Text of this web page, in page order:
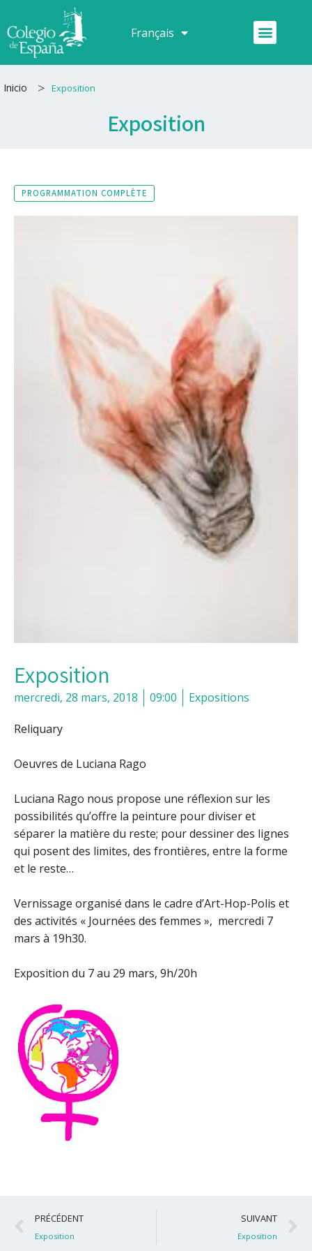
au
contenu
Français
Español Menu
Inicio > Exposition
Exposition
PROGRAMMATION COMPLÈTE
Exposition
mercredi, 28 mars, 2018 09:00 Expositions
Reliquary
Oeuvres de Luciana Rago
Luciana Rago nous propose une réflexion sur les
possibilités qu’offre la peinture pour diviser et
séparer la matière du reste; pour dessiner des lignes
qui posent des limites, des frontières, entre la forme
et le reste…
Vernissage organisé dans le cadre d’Art-Hop-Polis et
des activités « Journées des femmes », mercredi 7
mars à 19h30.
Exposition du 7 au 29 mars, 9h/20h
Précédent
PRÉCÉDENT
Exposition
SUIVANT
Exposition